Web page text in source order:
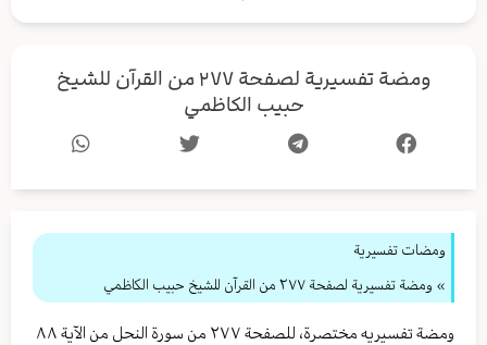
ومضة تفسيرية لصفحة ٢٧٧ من القرآن للشيخ
حبيب الكاظمي
ومضات تفسيرية
» ومضة تفسيرية لصفحة ٢٧٧ من القرآن للشيخ حبيب الكاظمي
ومضة تفسيريه مختصرة، للصفحة ٢٧٧ من سورة النحل من الآية ٨٨